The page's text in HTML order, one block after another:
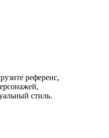
референс,
стиль.